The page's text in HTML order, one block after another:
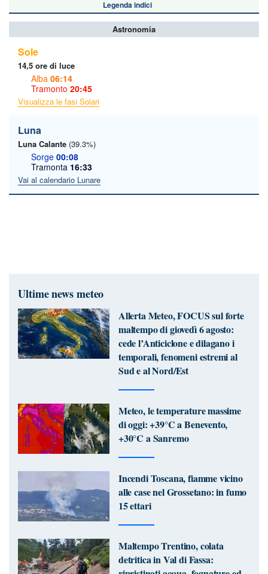
Legenda indici
Astronomia
Sole
14,5 ore di luce
Alba 06:14
Tramonto 20:45
Visualizza le fasi Solari
Luna
Luna Calante (39.3%)
Sorge 00:08
Tramonta 16:33
Vai al calendario Lunare
Ultime news meteo
Allerta Meteo, FOCUS sul forte
maltempo di giovedì 6 agosto:
cede l’Anticiclone e dilagano i
temporali, fenomeni estremi al
Sud e al Nord/Est
Meteo, le temperature massime
di oggi: +39°C a Benevento,
+30°C a Sanremo
Incendi Toscana, fiamme vicino
alle case nel Grossetano: in fumo
15 ettari
Maltempo Trentino, colata
detritica in Val di Fassa: